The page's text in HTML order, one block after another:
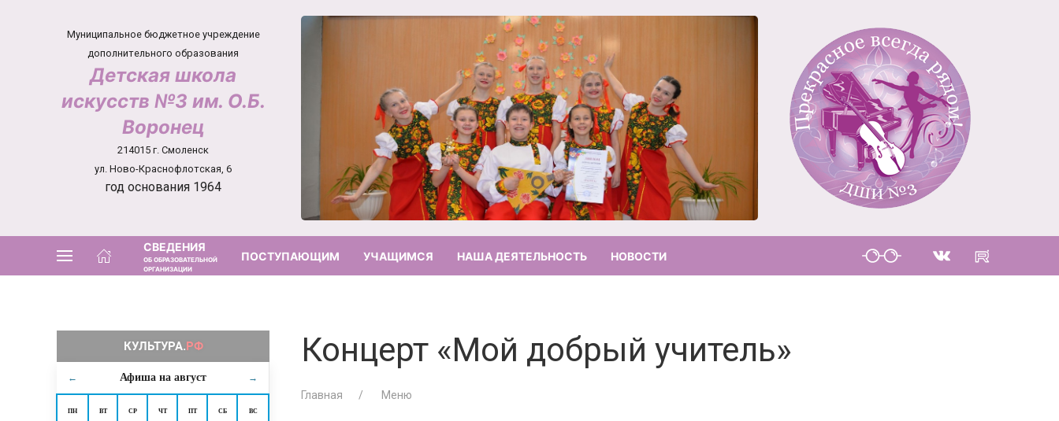
Муниципальное бюджетное учреждение
дополнительного образования
Детская школа
искусств №3 им. О.Б.
Воронец
214015 г. Смоленск
ул. Ново-Краснофлотская, 6
год основания 1964
СВЕДЕНИЯ
ОБ ОБРАЗОВАТЕЛЬНОЙ
ОРГАНИЗАЦИИ
ПОСТУПАЮЩИМ УЧАЩИМСЯ НАША ДЕЯТЕЛЬНОСТЬ НОВОСТИ
← Афиша на август →
ПН ВТ СР ЧТ ПТ СБ ВС
Концерт «Мой добрый учитель»
Главная Меню